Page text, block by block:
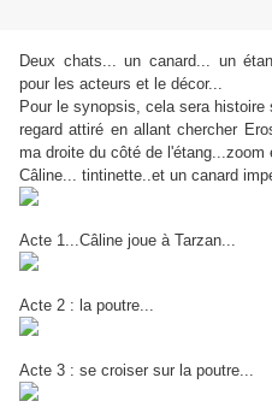
Deux chats... un canard... un
pour les acteurs et le décor...
Pour le synopsis, cela sera histoire
regard attiré en allant chercher
ma droite du côté de l'étang...zoom
Câline... tintinette..et un canard
Acte 1...Câline joue à Tarzan...
Acte 2 : la poutre...
Acte 3 : se croiser sur la poutre...